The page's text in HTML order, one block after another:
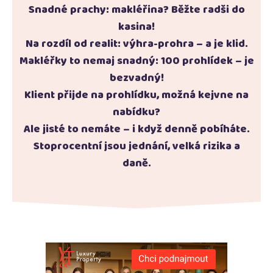
Snadné prachy: makléřina? Běžte radši do
kasina!
Na rozdíl od realit: výhra-prohra – a je klid.
Makléřky to nemaj snadný: 100 prohlídek – je
bezvadný!
Klient přijde na prohlídku, možná kejvne na
nabídku?
Ale jisté to nemáte – i když denně pobíháte.
Stoprocentní jsou jednání, velká rizika a
daně.